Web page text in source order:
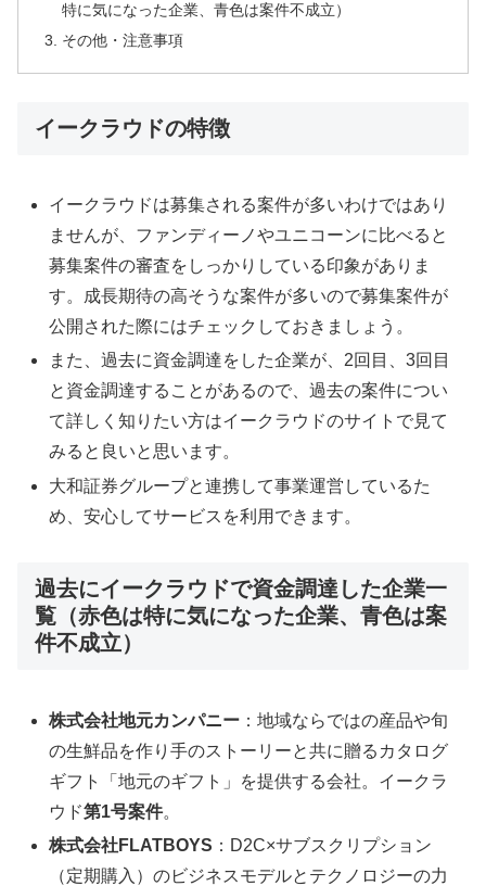
特に気になった企業、青色は案件不成立）
その他・注意事項
イークラウドの特徴
イークラウドは募集される案件が多いわけではあり
ませんが、ファンディーノやユニコーンに比べると
募集案件の審査をしっかりしている印象がありま
す。成長期待の高そうな案件が多いので募集案件が
公開された際にはチェックしておきましょう。
また、過去に資金調達をした企業が、2回目、3回目
と資金調達することがあるので、過去の案件につい
て詳しく知りたい方はイークラウドのサイトで見て
みると良いと思います。
大和証券グループと連携して事業運営しているた
め、安心してサービスを利用できます。
過去にイークラウドで資金調達した企業一
覧（赤色は特に気になった企業、青色は案
件不成立）
株式会社地元カンパニー ：地域ならではの産品や旬
の生鮮品を作り手のストーリーと共に贈るカタログ
ギフト「地元のギフト」を提供する会社。イークラ
ウド第1号案件。
株式会社FLATBOYS ：D2C×サブスクリプション
（定期購入）のビジネスモデルとテクノロジーの力